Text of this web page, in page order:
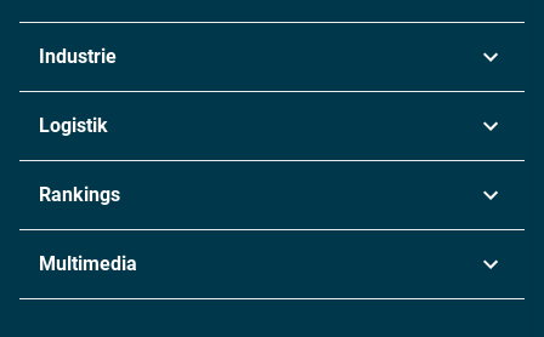
Industrie
Chemie
Metall
Energie
Logistik
Rankings
Multimedia